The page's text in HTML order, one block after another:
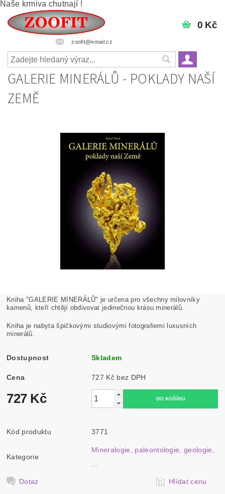
Naše krmiva chutnají !
zoofit@email.cz
0 Kč
GALERIE MINERÁLŮ - POKLADY NAŠÍ
ZEMĚ
Kniha "GALERIE MINERÁLŮ" je určena pro všechny milovníky
kamenů, kteří chtějí obdivovat jedinečnou krásu minerálů.
Kniha je nabyta špičkovými studiovými fotografiemi luxusních
minerálů.
Dostupnost Skladem
Cena 727 Kč bez DPH
727 Kč
Kód produktu 3771
Kategorie
Mineralogie, paleontologie, geologie,
Dotaz Hlídat cenu